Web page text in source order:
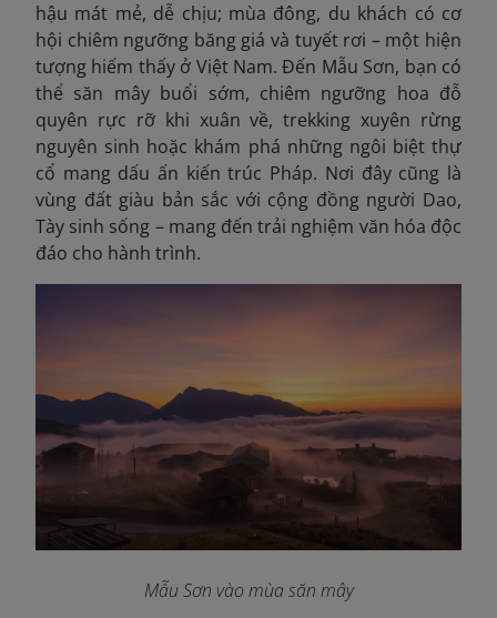
hậu mát mẻ, dễ chịu; mùa đông, du khách có cơ
hội chiêm ngưỡng băng giá và tuyết rơi – một hiện
tượng hiếm thấy ở Việt Nam. Đến Mẫu Sơn, bạn có
thể săn mây buổi sớm, chiêm ngưỡng hoa đỗ
quyên rực rỡ khi xuân về, trekking xuyên rừng
nguyên sinh hoặc khám phá những ngôi biệt thự
cổ mang dấu ấn kiến trúc Pháp. Nơi đây cũng là
vùng đất giàu bản sắc với cộng đồng người Dao,
Tày sinh sống – mang đến trải nghiệm văn hóa độc
đáo cho hành trình.
Mẫu Sơn vào mùa săn mây